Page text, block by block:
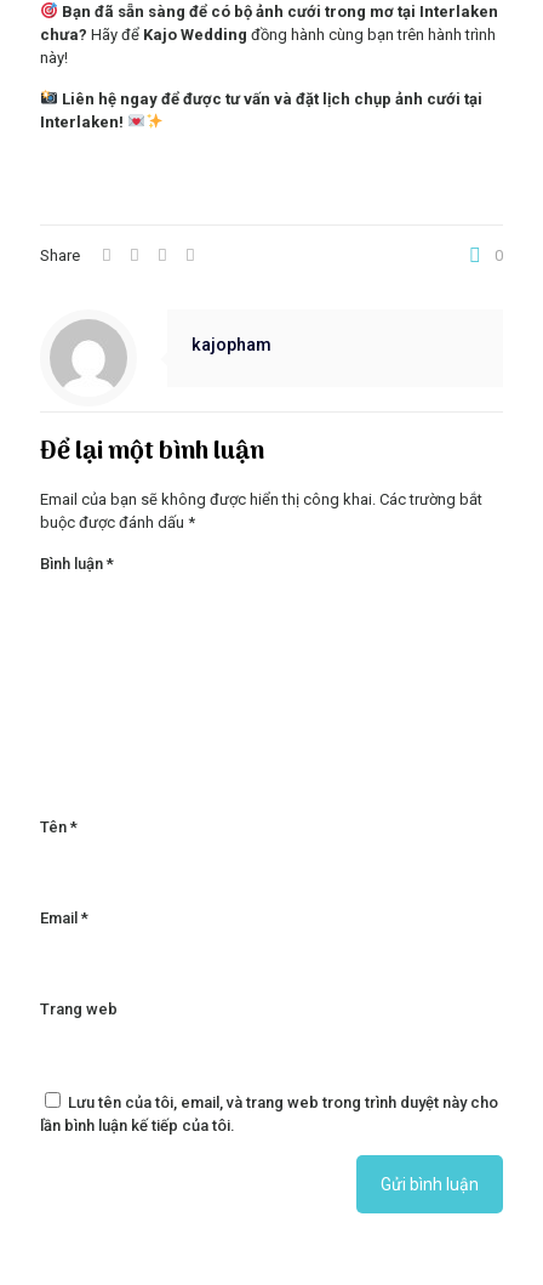
Bạn đã sẵn sàng để có bộ ảnh cưới trong mơ tại Interlaken
chưa? Hãy để Kajo Wedding đồng hành cùng bạn trên hành trình
này!
Liên hệ ngay để được tư vấn và đặt lịch chụp ảnh cưới tại
Interlaken!
Share 0
kajopham
Để lại một bình luận
Email của bạn sẽ không được hiển thị công khai. Các trường bắt
buộc được đánh dấu *
Bình luận *
Tên *
Email *
Trang web
Lưu tên của tôi, email, và trang web trong trình duyệt này cho
lần bình luận kế tiếp của tôi.